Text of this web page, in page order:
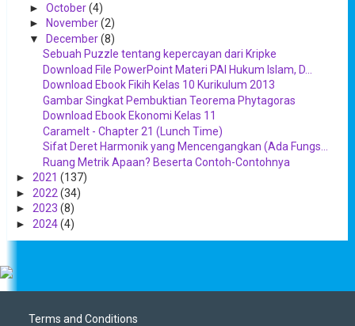
► October(4)
►
November(2)
▼ December(8)
Sebuah Puzzle tentang kepercayan dari Kripke
Download File PowerPoint Materi PAI Hukum Islam, D...
Download Ebook Fikih Kelas 10 Kurikulum 2013
Gambar Singkat Pembuktian Teorema Phytagoras
Download Ebook Ekonomi Kelas 11
Caramelt - Chapter 21 (Lunch Time)
Sifat Deret Harmonik yang Mencengangkan (Ada Fungs...
Ruang Metrik Apaan? Beserta Contoh-Contohnya
► 2021 (137)
► 2022 (34)
► 2023 (8)
► 2024(4)
Terms and Conditions